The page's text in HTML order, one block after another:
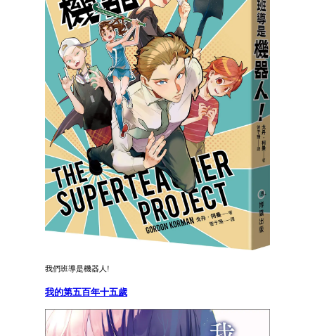
我們班導是機器人!
我的第五百年十五歲